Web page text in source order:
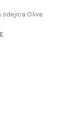
odejica Olive